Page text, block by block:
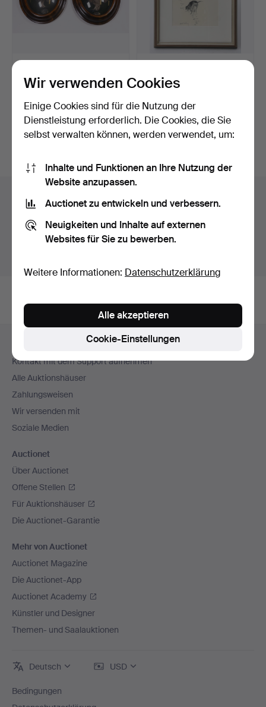
Karotte und Doppelb…
Beendet 6. Jun 2026
33 Gebote
505 USD
MALEREI BLEISTIFTZEIC…
Beendet 14. Mai 2014
6 Gebote
116 USD
Sie suchen in unserem Archiv der beendeten
Auktionen.
Fußzeilen-
Navigation
Kontakt mit dem Support aufnehmen
Alle Auktionshäuser
Zahlungsweisen
Wir versenden mit
Soziale Medien
Auctionet
Über Auctionet
Offene Stellen
Für Auktionshäuser
Die Auctionet-Garantie
Mehr von Auctionet
Auctionet Magazine
Die Auctionet-App
Auctionet Academy
Künstler und Designer
Themen- und Saalauktionen
Deutsch USD
Bedingungen
Wir verwenden Cookies
Einige Cookies sind für die Nutzung der
Dienstleistung erforderlich. Die Cookies, die Sie
selbst verwalten können, werden verwendet, um:
Inhalte und Funktionen an Ihre Nutzung der
Website anzupassen.
Auctionet zu entwickeln und verbessern.
Neuigkeiten und Inhalte auf externen
Websites für Sie zu bewerben.
Weitere Informationen: Datenschutzerklärung
Cookie-Einstellungen
Alle akzeptieren